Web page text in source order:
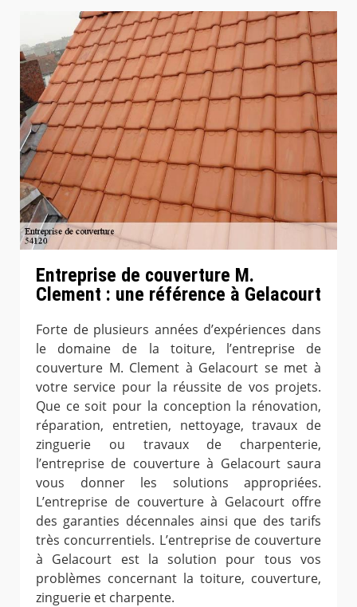
Entreprise de couverture M.
Clement : une référence à Gelacourt
Forte de plusieurs années d’expériences dans
le domaine de la toiture, l’entreprise de
couverture M. Clement à Gelacourt se met à
votre service pour la réussite de vos projets.
Que ce soit pour la conception la rénovation,
réparation, entretien, nettoyage, travaux de
zinguerie ou travaux de charpenterie,
l’entreprise de couverture à Gelacourt saura
vous donner les solutions appropriées.
L’entreprise de couverture à Gelacourt offre
des garanties décennales ainsi que des tarifs
très concurrentiels. L’entreprise de couverture
à Gelacourt est la solution pour tous vos
problèmes concernant la toiture, couverture,
zinguerie et charpente.